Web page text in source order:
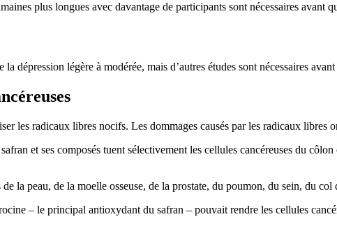
plus longues avec davantage de participants sont nécessaires avant
dépression légère à modérée, mais d’autres études sont nécessaires
les radicaux libres nocifs. Les dommages causés par les radicaux libres
et ses composés tuent sélectivement les cellules cancéreuses du
la peau, de la moelle osseuse, de la prostate, du poumon, du sein, du
– le principal antioxydant du safran – pouvait rendre les cellules